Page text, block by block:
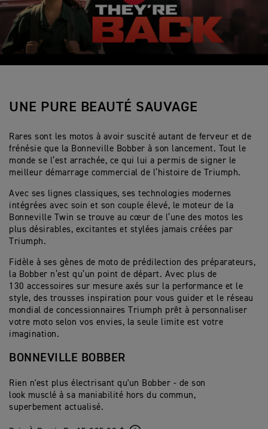
UNE PURE BEAUTÉ SAUVAGE
Rares sont les motos à avoir suscité autant de ferveur et de
frénésie que la Bonneville Bobber à son lancement. Tout le
monde se l’est arrachée, ce qui lui a permis de signer le
meilleur démarrage commercial de l’histoire de Triumph.
Avec ses lignes classiques, ses technologies modernes
intégrées avec soin et son couple élevé, le moteur de la
Bonneville Twin se trouve au cœur de l’une des motos les
plus désirables, excitantes et stylées jamais créées par
Triumph.
Fidèle à ses gènes de moto de prédilection des préparateurs,
la Bobber n’est qu’un point de départ. Avec plus de
130 accessoires sur mesure axés sur la performance et le
style, des trousses inspiration pour vous guider et le réseau
mondial de concessionnaires Triumph prêt à personnaliser
votre moto selon vos envies, la seule limite est votre
imagination.
BONNEVILLE BOBBER
Rien n'est plus électrisant qu'un Bobber - de son
look musclé à sa maniabilité hors du commun,
superbement actualisé.